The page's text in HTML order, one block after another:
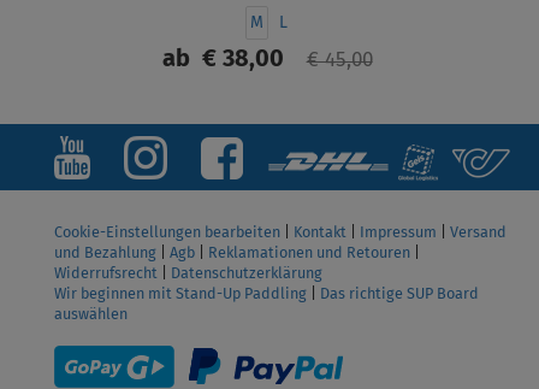
M L
ab€ 38,00 € 45,00
ANZEIGEN
Cookie-Einstellungen bearbeiten Kontakt Impressum
Versand
und Bezahlung
Agb Reklamationen und Retouren
Widerrufsrecht
Datenschutzerklärung
Wir beginnen mit Stand-Up Paddling
Das richtige SUP Board
auswählen